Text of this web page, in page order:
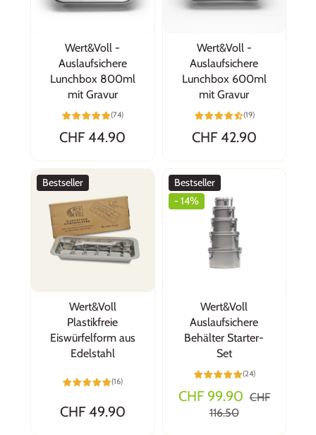
Wert&Voll -
Auslaufsichere
Lunchbox 800ml
mit Gravur
(74)
CHF 44.90
Wert&Voll -
Auslaufsichere
Lunchbox 600ml
mit Gravur
(19)
CHF 42.90
Bestseller
Wert&Voll
Plastikfreie
Eiswürfelform aus
Edelstahl
(16)
CHF 49.90
Bestseller
- 14%
Wert&Voll
Auslaufsichere
Behälter Starter-
Set
(24)
CHF 99.90 CHF
116.50